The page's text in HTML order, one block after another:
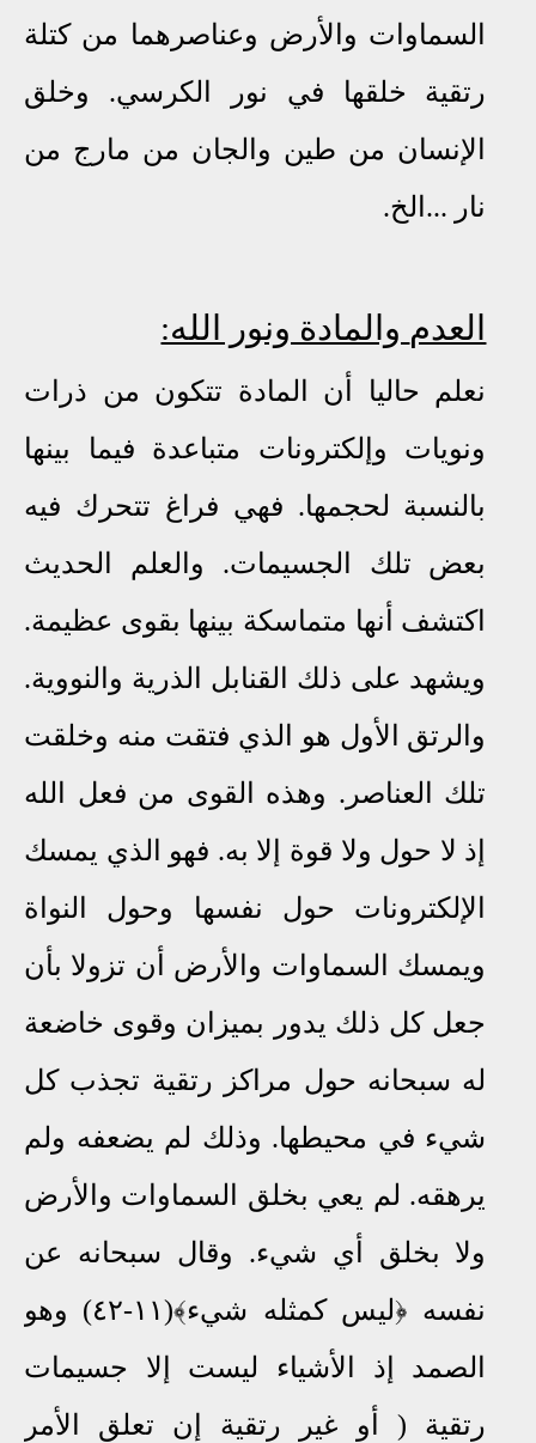
السماوات والأرض وعناصرهما من كتلة
رتقية خلقها في نور الكرسي. وخلق
الإنسان من طين والجان من مارج من
نار ... الخ.
العدم والمادة ونور الله:
نعلم حاليا أن المادة تتكون من ذرات
ونويات وإلكترونات متباعدة فيما بينها
بالنسبة لحجمها. فهي فراغ تتحرك فيه
بعض تلك الجسيمات. والعلم الحديث
اكتشف أنها متماسكة بينها بقوى عظيمة.
ويشهد على ذلك القنابل الذرية والنووية.
والرتق الأول هو الذي فتقت منه وخلقت
تلك العناصر . وهذه القوى من فعل الله
إذ لا حول ولا قوة إلا به. فهو الذي يمسك
الإلكترونات حول نفسها وحول النواة
ويمسك السماوات والأرض أن تزولا بأن
جعل كل ذلك يدور بميزان وقوى خاضعة
له سبحانه حول مراكز رتقية تجذب كل
شيء في محيطها. وذلك لم يضعفه ولم
يرهقه. لم يعي بخلق السماوات والأرض
ولا بخلق أي شيء.
وقال سبحانه عن
نفسه ﴿ليس كمثله شيء﴾(١١-٤٢) وهو
الصمد إذ الأشياء ليست إلا جسيمات
رتقية ( أو غير رتقية إن تعلق الأمر